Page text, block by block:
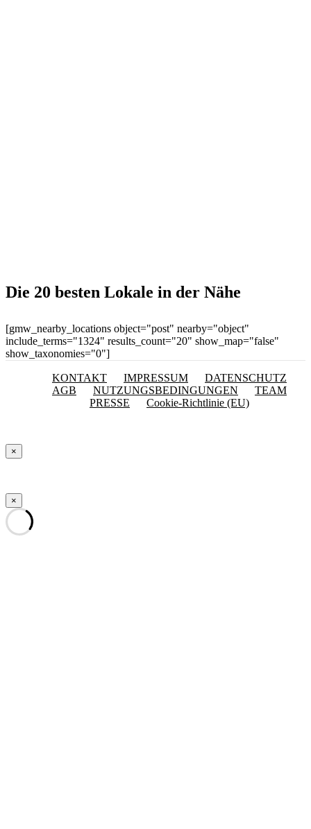
Die 20 besten Lokale in der Nähe
[gmw_nearby_locations object="post" nearby="object"
include_terms="1324" results_count="20" show_map="false"
show_taxonomies="0"]
KONTAKT IMPRESSUM
DATENSCHUTZ
AGB
NUTZUNGSBEDINGUNGEN
TEAM
PRESSE
Cookie-Richtlinie (EU)
×
×